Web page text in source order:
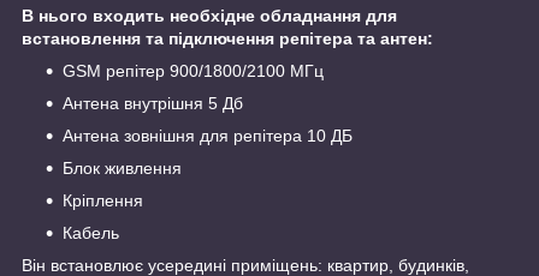
В нього входить необхідне обладнання для
встановлення та підключення репітера та антен:
GSM репітер 900/1800/2100 МГц
Антена внутрішня 5 Дб
Антена зовнішня для репітера 10 ДБ
Блок живлення
Кріплення
Кабель
Він встановлює усередині приміщень: квартир, будинків,